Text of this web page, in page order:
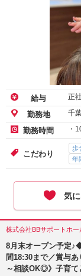
給与 正
勤務地 千
勤務時間 ・
こだわり
歩
年
気
株式会社BBサポートホ
8月末オープン予定
間18:30まで／賞与
～相談OK◎》子育て